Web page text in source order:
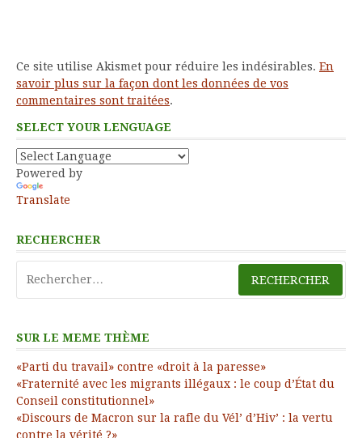
Ce site utilise Akismet pour réduire les indésirables. En
savoir plus sur la façon dont les données de vos
commentaires sont traitées.
SELECT YOUR LENGUAGE
Powered by
Translate
RECHERCHER
SUR LE MEME THÈME
«Parti du travail» contre «droit à la paresse»
«Fraternité avec les migrants illégaux : le coup d’État du
Conseil constitutionnel»
«Discours de Macron sur la rafle du Vél’ d’Hiv’ : la vertu
contre la vérité ?»